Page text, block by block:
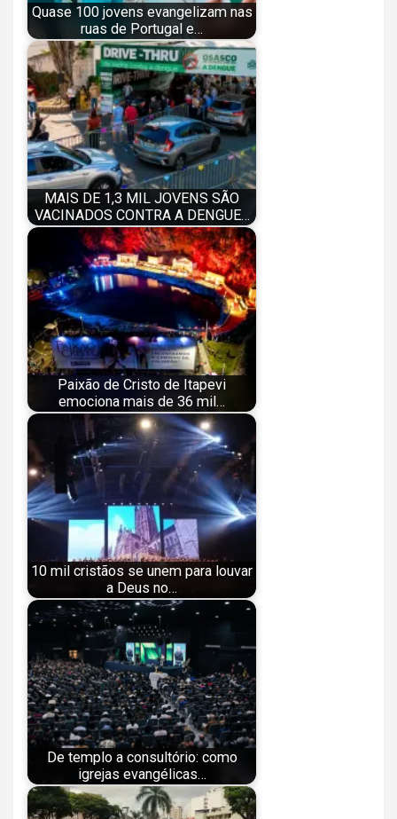
Quase 100 jovens evangelizam nas
ruas de Portugal e…
MAIS DE 1,3 MIL JOVENS SÃO
VACINADOS CONTRA A DENGUE…
Paixão de Cristo de Itapevi
emociona mais de 36 mil…
10 mil cristãos se unem para louvar
a Deus no…
De templo a consultório: como
igrejas evangélicas…